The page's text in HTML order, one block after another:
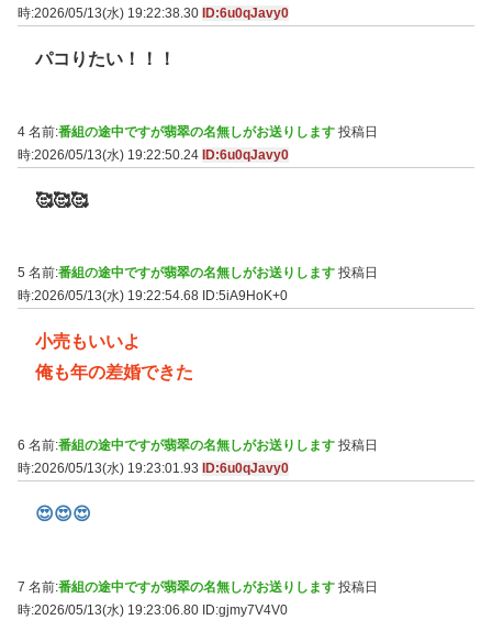
時:2026/05/13(水) 19:22:38.30 ID:6u0qJavy0
パコりたい！！！
4 名前:番組の途中ですが翡翠の名無しがお送りします 投稿日
時:2026/05/13(水) 19:22:50.24 ID:6u0qJavy0
🥰🥰🥰
5 名前:番組の途中ですが翡翠の名無しがお送りします 投稿日
時:2026/05/13(水) 19:22:54.68 ID:5iA9HoK+0
小売もいいよ
俺も年の差婚できた
6 名前:番組の途中ですが翡翠の名無しがお送りします 投稿日
時:2026/05/13(水) 19:23:01.93
ID:6u0qJavy0
😍😍😍
7 名前:番組の途中ですが翡翠の名無しがお送りします 投稿日
時:2026/05/13(水) 19:23:06.80 ID:gjmy7V4V0